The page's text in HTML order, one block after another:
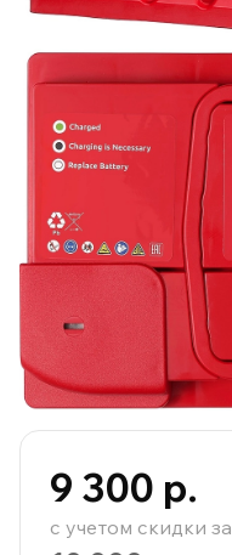
9 300 р.
с учетом скидки за